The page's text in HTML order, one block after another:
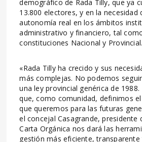
demográfico de Rada Tilly, que ya
13.800 electores, y en la necesidad
autonomía real en los ámbitos
administrativo y financiero, tal
constituciones Nacional y Provincial.
«Rada Tilly ha crecido y sus
más complejas. No podemos
una ley provincial genérica de
que, como comunidad, definimos
que queremos para las futuras
el concejal Casagrande, presidente
Carta Orgánica nos dará las
gestión más eficiente, transparente